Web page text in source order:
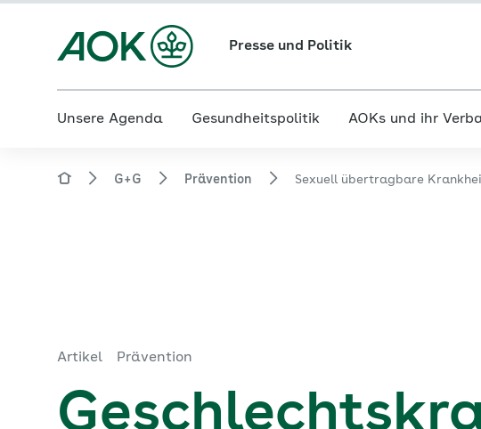
Presse und Politik
Unsere Agenda Gesundheitspolitik AOKs und ihr
G+G Prävention Sexuell übertragbare
Artikel Prävention